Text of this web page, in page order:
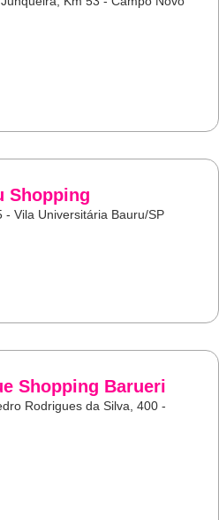
Shopping
- Vila Universitária Bauru/SP
Shopping Barueri
Rodrigues da Silva, 400 -